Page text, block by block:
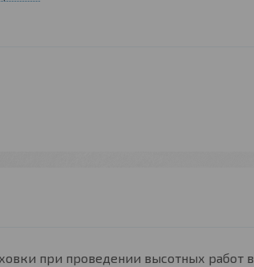
при проведении высотных работ в